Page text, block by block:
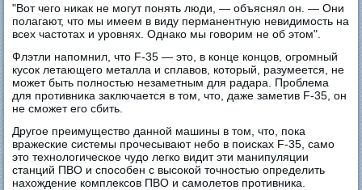
"Вот чего никак не могут понять люди, — объяснял он. — Они
полагают, что мы имеем в виду перманентную невидимость на
всех частотах и уровнях. Однако мы говорим не об этом".
Флэтли напомнил, что F-35 — это, в конце концов, огромный
кусок летающего металла и сплавов, который, разумеется, не
может быть полностью незаметным для радара. Проблема
для противника заключается в том, что, даже заметив F-35, он
не сможет его сбить.
Другое преимущество данной машины в том, что, пока
вражеские системы прочесывают небо в поисках F-35, само
это технологическое чудо легко видит эти манипуляции
станций ПВО и способен с высокой точностью определить
нахождение комплексов ПВО и самолетов противника.